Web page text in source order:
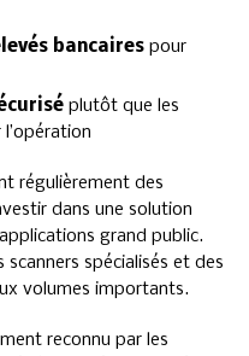
bancaires pour
plutôt que les
régulièrement des
dans une solution
grand public.
spécialisés et des
volumes importants.
reconnu par les